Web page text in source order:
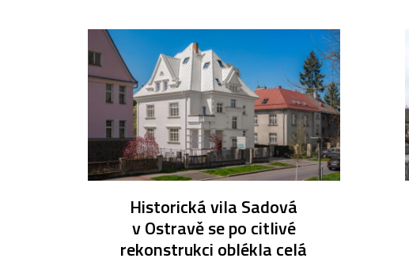
Historická vila Sadová
v Ostravě se po citlivé
rekonstrukci oblékla celá